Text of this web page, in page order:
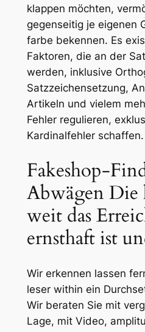
klappen möchten,
gegenseitig je eigenen
farbe bekennen. Es
Faktoren, die an der
werden, inklusive
Satzzeichensetzung,
Artikeln und vielem
Fehler regulieren,
Kardinalfehler schaffen.
Fakeshop-
Abwägen Die
weit das
ernsthaft ist
Wir erkennen lassen
leser within ein
Wir beraten Sie mit
Lage, mit Video,